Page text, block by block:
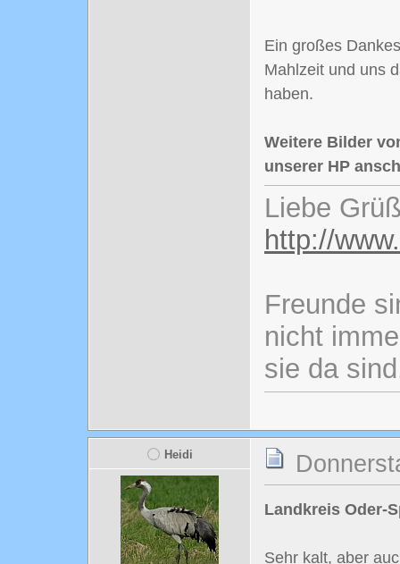
Ein großes
Mahlzeit und uns
haben.
Weitere Bilder
unserer HP
Liebe
http://
Freunde
nicht
sie da
Heidi
Landkreis Oder-
Sehr kalt, aber